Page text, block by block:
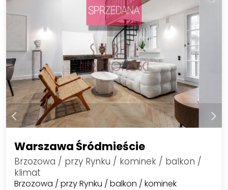
Warszawa Śródmieście
Brzozowa / przy Rynku / kominek / balkon /
klimat
Brzozowa / przy Rynku / balkon / kominek